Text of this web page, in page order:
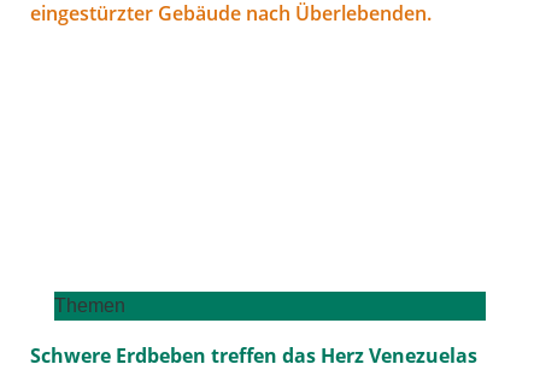
Themen
Schwere Erdbeben treffen das Herz Venezuelas